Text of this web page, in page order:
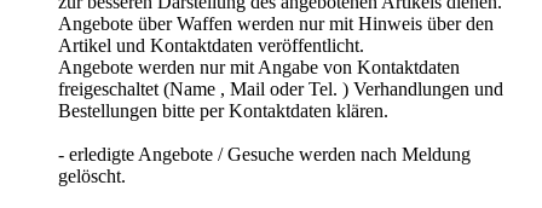
Angebote über Waffen werden nur mit Hinweis über den
Artikel und Kontaktdaten veröffentlicht.
Angebote werden nur mit Angabe von Kontaktdaten
freigeschaltet (Name , Mail oder Tel. ) Verhandlungen und
Bestellungen bitte per Kontaktdaten klären.
- erledigte Angebote / Gesuche werden nach Meldung
gelöscht.